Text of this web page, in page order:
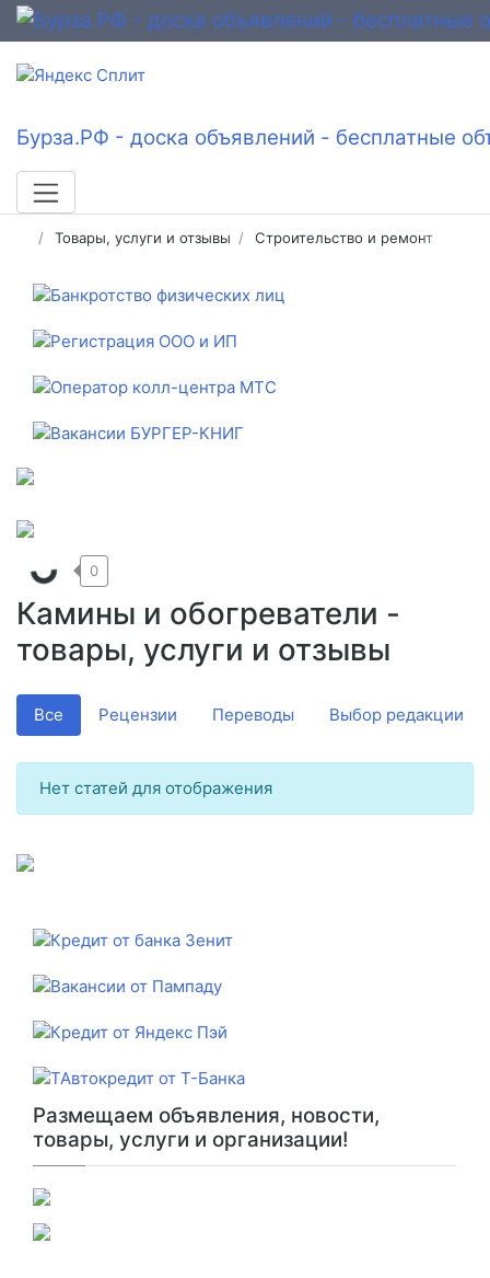
Бурза.РФ - доска объявлений - бесплатные
Товары, услуги и отзывы Строительство и ремонт
Камины и обогреватели -
товары, услуги и отзывы
0
Все Рецензии Переводы Выбор редакции
Нет статей для отображения
Размещаем объявления, новости,
товары, услуги и организации!